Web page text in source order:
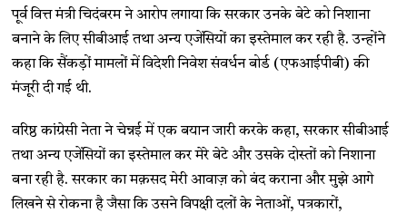
पूर्व वित्त मंत्री चिदंबरम ने आरोप लगाया कि सरकार उनके बेटे को निशाना
बनाने के लिए सीबीआई तथा अन्य एजेंसियों का इस्तेमाल कर रही है. उन्होंने
कहा कि सैंकड़ों मामलों में विदेशी निवेश संवर्धन बोर्ड (एफआईपीबी) की
मंजूरी दी गई थी.
वरिष्ठ कांग्रेसी नेता ने चेन्नई में एक बयान जारी करके कहा, सरकार सीबीआई
तथा अन्य एजेंसियों का इस्तेमाल कर मेरे बेटे और उसके दोस्तों को निशाना
बना रही है. सरकार का मक़सद मेरी आवाज़ को बंद कराना और मुझे आगे
लिखने से रोकना है जैसा कि उसने विपक्षी दलों के नेताओं, पत्रकारों,